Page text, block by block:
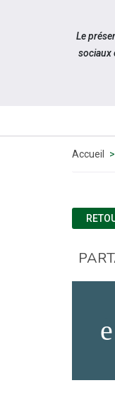
Aller au contenu
Accueil
Le
sociaux